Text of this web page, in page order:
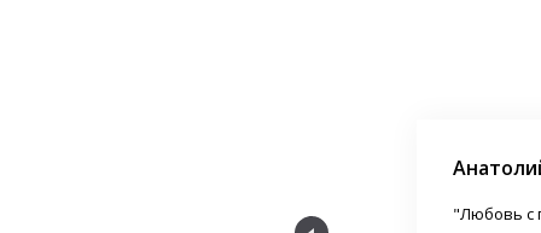
"Любовь с